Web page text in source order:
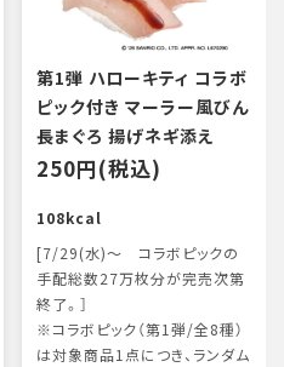
第1弾 ハローキティ コラボ
ピック付き マーラー風びん
長まぐろ 揚げネギ添え
250円(税込)
108kcal
[7/29(水)～ コラボピックの
手配総数27万枚分が完売次第
終了。］
※コラボピック（第1弾/全8種）
は対象商品1点につき、ランダム